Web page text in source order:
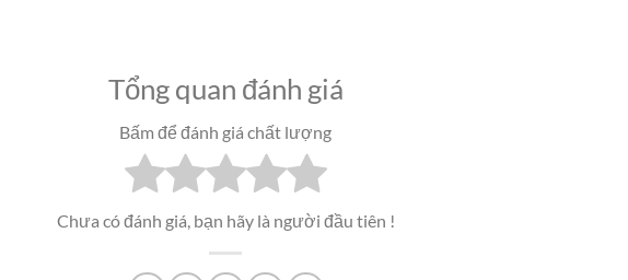
Tổng quan đánh giá
Bấm để đánh giá chất lượng
Chưa có đánh giá, bạn hãy là người đầu tiên !